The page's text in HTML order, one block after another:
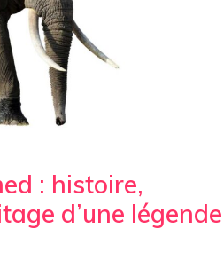
: histoire,
d’une légende